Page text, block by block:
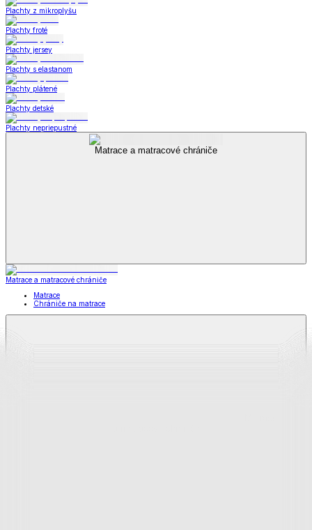
Plachty z mikroplyšu
Plachty froté
Plachty jersey
Plachty s elastanom
Plachty plátené
Plachty detské
Plachty nepriepustné
Matrace a matracové chrániče
Matrace a matracové chrániče
Matrace
Chrániče na matrace